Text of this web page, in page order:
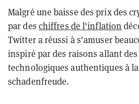
Malgré une baisse des prix des
par des chiffres de l'inflation
Twitter a réussi à s'amuser
inspiré par des raisons allant
technologiques authentiques à
schadenfreude.